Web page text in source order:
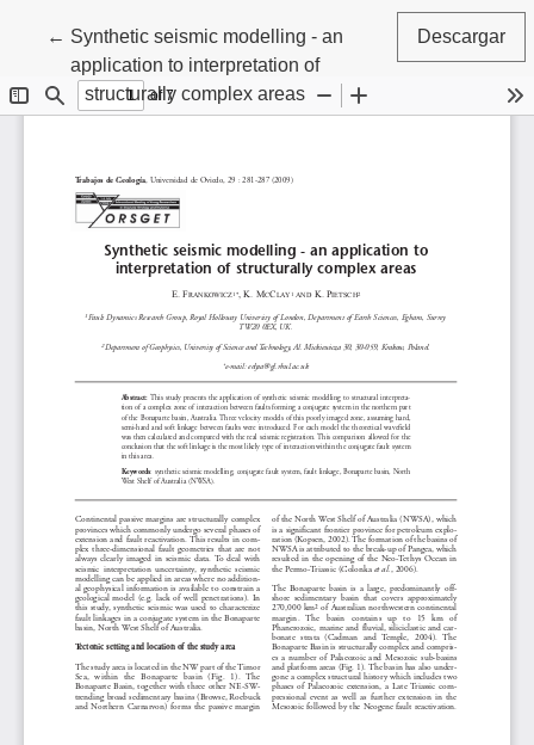
← Volver a los detalles del artículo
Synthetic seismic modelling - an
application to interpretation of
structurally complex areas
Descargar